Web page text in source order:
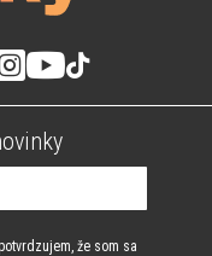
že som sa